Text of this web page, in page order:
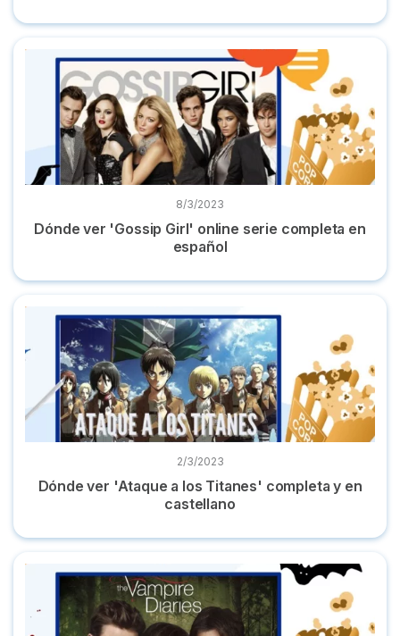
Dónde ver 'Gossip Girl' online serie completa en español
8/3/2023
Dónde ver 'Gossip Girl' online serie completa en
español
Dónde ver 'Ataque a los Titanes' completa y en castellano
2/3/2023
Dónde ver 'Ataque a los Titanes' completa y en
castellano
Dónde ver 'Crónicas vampíricas' completa y en castellano